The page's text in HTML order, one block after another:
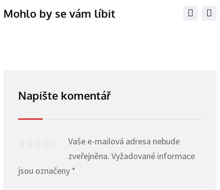
Mohlo by se vám líbit
Napište komentář
Vaše e-mailová adresa nebude
zveřejněna. Vyžadované informace
jsou označeny *